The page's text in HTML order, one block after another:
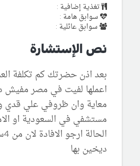
تغذية إضافية :
سوابق هامة :
سوابق عائلية :
نص الإستشارة
بعد اذن حضرتك كم تكلفة
اعملها لفيت في مصر
معاية وان ظروفي علي قدي
مستشفي في السعودية او
ديخين بها